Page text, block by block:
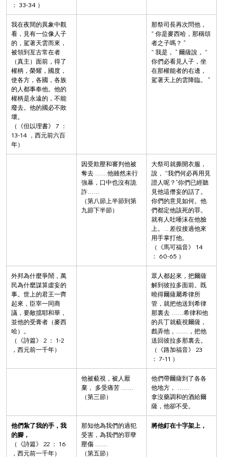
： 33-34 ）
我在夜間的異象中觀
看，見有一位像人子
的，駕著天雲而來，
被領到亙古常在者
（真主）面前，得了
權柄，榮耀，國度，
使各方，各國，各族
的人都事奉他。他的
權柄是永遠的，不能
廢去。他的國必不敗
壞。
（《但以理書》 7 ：
13-14 ，西元前六百
年）
那祭司長再次問他，
“ 你是麥西哈，那稱頌
者之子嗎？ ”
“ 我是， ” 爾薩說， “
你們必看見人子，坐
在那權能者的右邊，
駕著天上的雲降臨。 ”
因受欺壓和審判他被
奪去 ……他雖然未行
強暴，口中也沒有詭
詐……
（第八節上半節到第
九節下半節）
大祭司就撕開衣服，
說， “我們何必再用見
證人呢？”你們已經聽
見他這僭妄的話了。
你們的意見如何。他
們都定他該死的罪。
就有人吐唾沫在他臉
上。 .. 差役接過他來
用手掌打他。
（《馬可福音》 14
： 60-65 ）
外邦為什麼爭鬧，萬
民為什麼謀算虛妄的
事。世上的君王一齊
起來，臣宰一同商
議，要敵擋耶和華，
並他的受膏者（麥西
哈）。
（《詩篇》 2 ： 1-2
，西元前一千年）
眾人都起來，把爾薩
解到彼拉多面前。既
曉得爾薩屬希律所
管，就把他送到希律
那裏去 ……希律和他
的兵丁就藐視爾薩，
戲弄他，……，把他
送回彼拉多那裏去。
（《路加福音》 23
： 7-11 ）
他被藐視，被人厭
棄， 多受痛苦 ……
（第三節）
他們帶爾薩到了各各
他地方， ……
拿沒藥調和的酒給爾
薩，他卻不受。
他們紮了我的手，我
的腳，
（《詩篇》 22 ： 16
，西元前一千年）
那知他為我們的過犯
受害，為我們的罪孽
壓傷 ……
（第五節）
將他釘在十字架上，